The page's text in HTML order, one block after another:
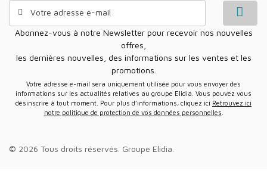
Abonnez-vous à notre Newsletter pour recevoir nos nouvelles
offres,
les dernières nouvelles, des informations sur les ventes et les
promotions.
Votre adresse e-mail sera uniquement utilisée pour vous envoyer des
informations sur les actualités relatives au groupe Elidia. Vous pouvez vous
désinscrire à tout moment. Pour plus d’informations, cliquez ici Retrouvez ici
notre politique de protection de vos données personnelles
© 2026 Tous droits réservés. Groupe Elidia